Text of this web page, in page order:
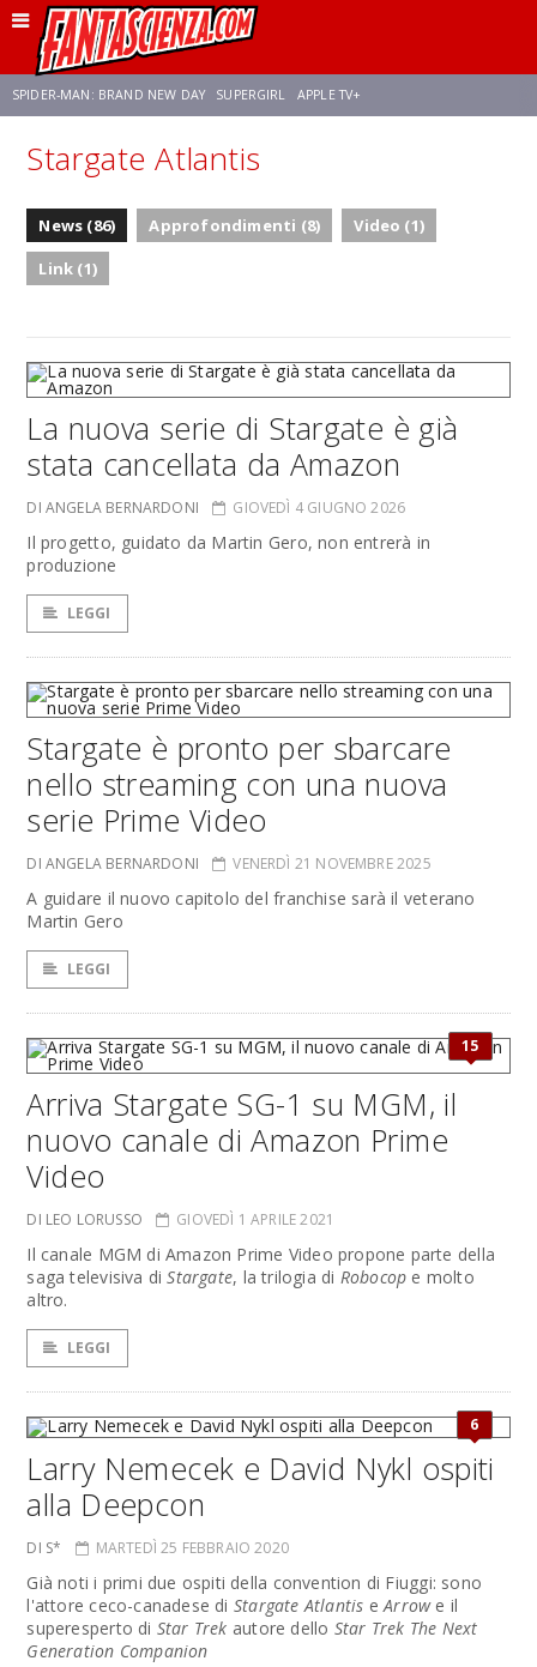
SPIDER-MAN: BRAND NEW DAY SUPERGIRL APPLE TV+
FRANCO RICCIARDIELLO ZENDAYA STAR TREK
NETFLIX SADIE SINK
Stargate Atlantis
News (86) Approfondimenti (8)
Video (1)
Link (1)
La nuova serie di Stargate è già
stata cancellata da Amazon
DI ANGELA BERNARDONI GIOVEDÌ 4 GIUGNO 2026
Il progetto, guidato da Martin Gero, non entrerà in
produzione
LEGGI
Stargate è pronto per sbarcare
nello streaming con una nuova
serie Prime Video
DI ANGELA BERNARDONI VENERDÌ 21 NOVEMBRE 2025
A guidare il nuovo capitolo del franchise sarà il veterano
Martin Gero
LEGGI
15
Arriva Stargate SG-1 su MGM, il
nuovo canale di Amazon Prime
Video
DI LEO LORUSSO GIOVEDÌ 1 APRILE 2021
Il canale MGM di Amazon Prime Video propone parte della
saga televisiva diStargate, la trilogia di Robocop e molto
altro.
LEGGI
6
Larry Nemecek e David Nykl ospiti
alla Deepcon
DI S* MARTEDÌ 25 FEBBRAIO 2020
Già noti i primi due ospiti della convention di Fiuggi: sono
l'attore ceco-canadese di Stargate Atlantis eArrowe il
superesperto di Star Trek autore dello Star Trek The Next
Generation Companion